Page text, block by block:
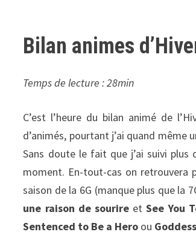
Bilan animes
Temps de lecture : 28min
C’est l’heure du bilan animé de
d’animés, pourtant j’ai quand même
Sans doute le fait que j’ai suivi plus
moment. En-tout-cas on retrouvera
saison de la 6G (manque plus que la
une raison de sourire et See You
Sentenced to Be a Hero ou